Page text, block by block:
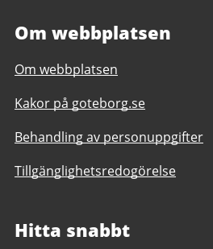
Om webbplatsen
Om webbplatsen
Kakor på goteborg.se
Behandling av personuppgifter
Tillgänglighetsredogörelse
Hitta snabbt